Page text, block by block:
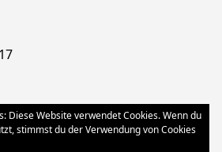
Diese Website verwendet Cookies. Wenn du
stimmst du der Verwendung von Cookies